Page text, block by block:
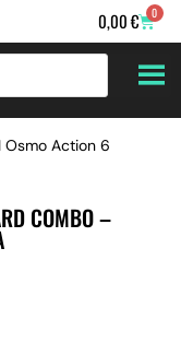
0,00€ 0
Osmo Action 6
COMBO –